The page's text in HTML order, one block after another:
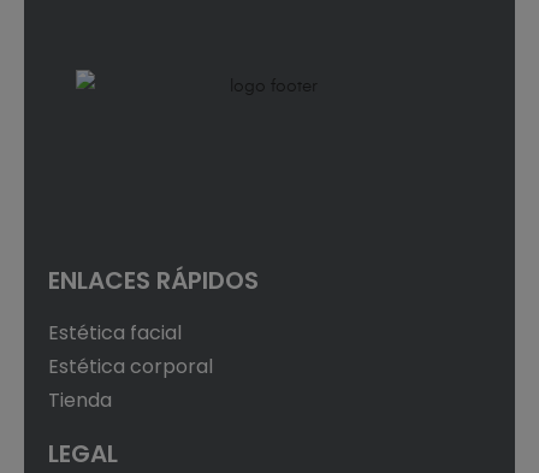
ENLACES RÁPIDOS
Estética facial
Estética corporal
Tienda
LEGAL